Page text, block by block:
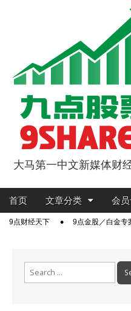
9点股票
大马第一中文新媒体财
Main
Skip
content
首页 文章分类 会
Sub9点财经天下 9点金股／白金专